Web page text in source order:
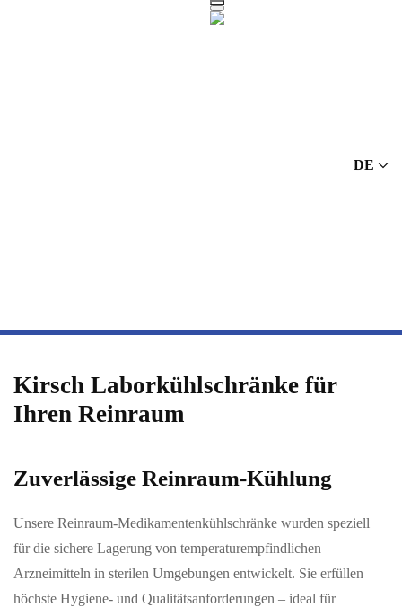
DE
Kirsch Laborkühlschränke für
Ihren Reinraum
Zuverlässige Reinraum-Kühlung
Unsere Reinraum-Medikamentenkühlschränke wurden speziell
für die sichere Lagerung von temperaturempfindlichen
Arzneimitteln in sterilen Umgebungen entwickelt. Sie erfüllen
höchste Hygiene- und Qualitätsanforderungen – ideal für